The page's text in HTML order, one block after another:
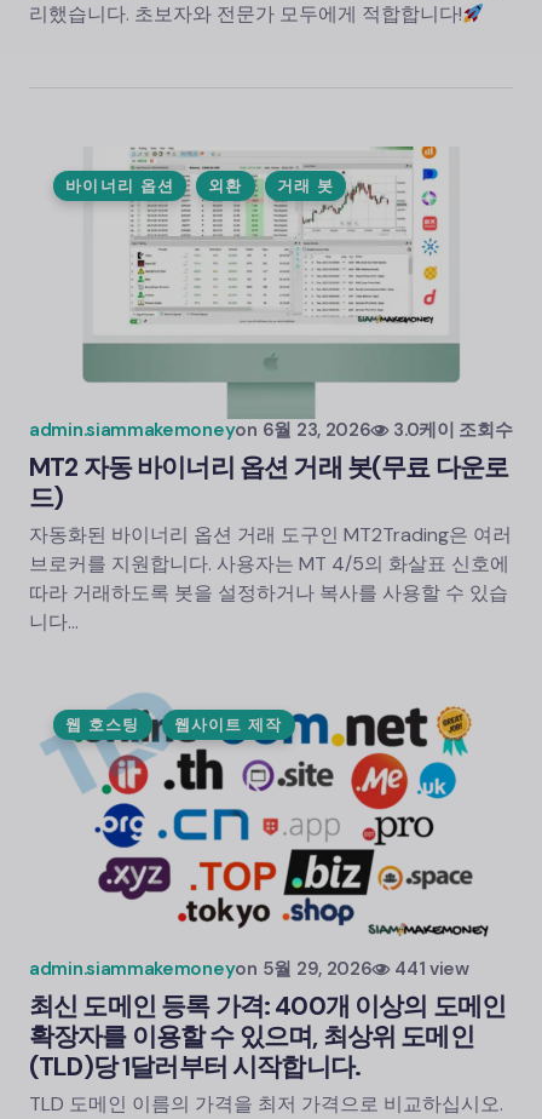
리했습니다. 초보자와 전문가 모두에게 적합합니다!
바이너리 옵션 외환 거래 봇
admin.siammakemoneyon 6월 23, 2026 3.0케이 조회수
MT2 자동 바이너리 옵션 거래 봇(무료 다운로
드)
자동화된 바이너리 옵션 거래 도구인 MT2Trading은 여러
브로커를 지원합니다. 사용자는 MT 4/5의 화살표 신호에
따라 거래하도록 봇을 설정하거나 복사를 사용할 수 있습
니다…
웹 호스팅 웹사이트 제작
admin.siammakemoneyon 5월 29, 2026 441 view
최신 도메인 등록 가격: 400개 이상의 도메인
확장자를 이용할 수 있으며, 최상위 도메인
(TLD)당 1달러부터 시작합니다.
TLD 도메인 이름의 가격을 최저 가격으로 비교하십시오.